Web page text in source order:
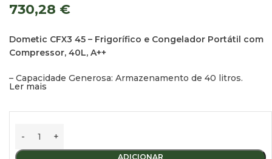
730,28 €
Dometic CFX3 45 – Frigorífico e Congelador Portátil com
Compressor, 40L, A++
– Capacidade Generosa: Armazenamento de 40 litros.
– Arrefecimento Poderoso: Tecnologia de compressor
Ler mais
ADICIONAR